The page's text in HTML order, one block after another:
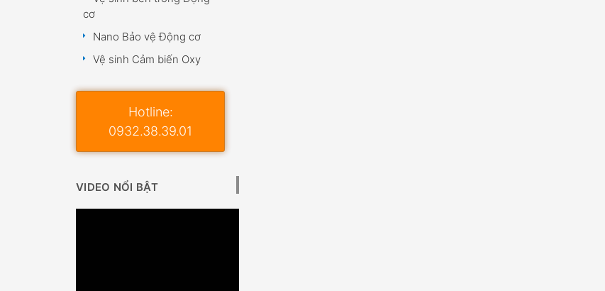
cơ
Nano Bảo vệ Động cơ
Vệ sinh Cảm biến Oxy
Hotline:
0932.38.39.01
VIDEO NỔI BẬT